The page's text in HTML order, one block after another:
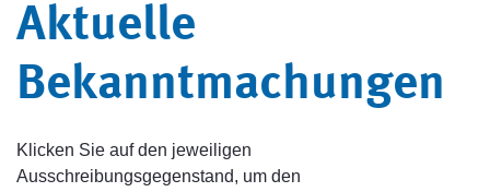
Aktuelle
Bekanntmachungen
Klicken Sie auf den jeweiligen
Ausschreibungsgegenstand, um den